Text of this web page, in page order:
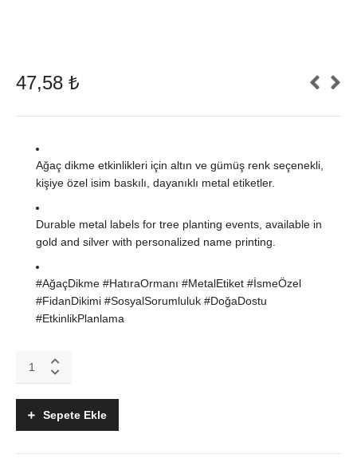
47,58 ₺
Ağaç dikme etkinlikleri için altın ve gümüş renk seçenekli,
kişiye özel isim baskılı, dayanıklı metal etiketler.
Durable metal labels for tree planting events, available in
gold and silver with personalized name printing.
#AğaçDikme #HatıraOrmanı #MetalEtiket #İsmeÖzel
#FidanDikimi #SosyalSorumluluk #DoğaDostu
#EtkinlikPlanlama
Özel
Ağaç
Töreni
Sepete Ekle